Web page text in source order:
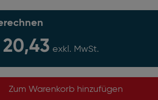
20,43 exkl. MwSt.
Zum Warenkorb hinzufügen